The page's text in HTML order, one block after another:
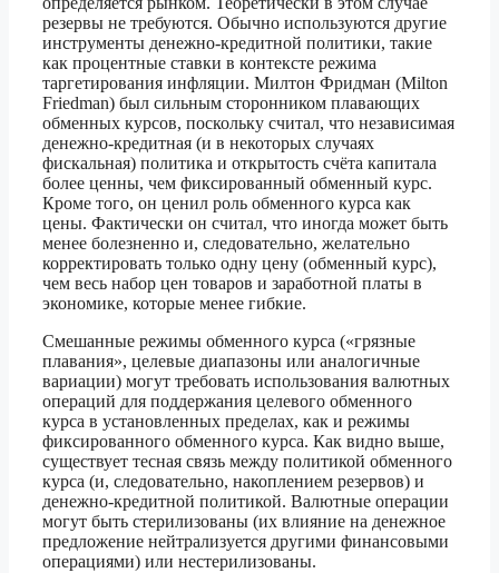
резервы не требуются. Обычно используются другие
инструменты денежно-кредитной политики, такие
как процентные ставки в контексте режима
таргетирования инфляции. Милтон Фридман (Milton
Friedman) был сильным сторонником плавающих
обменных курсов, поскольку считал, что независимая
денежно-кредитная (и в некоторых случаях
фискальная) политика и открытость счёта капитала
более ценны, чем фиксированный обменный курс.
Кроме того, он ценил роль обменного курса как
цены. Фактически он считал, что иногда может быть
менее болезненно и, следовательно, желательно
корректировать только одну цену (обменный курс),
чем весь набор цен товаров и заработной платы в
экономике, которые менее гибкие.
Смешанные режимы обменного курса («грязные
плавания», целевые диапазоны или аналогичные
вариации) могут требовать использования валютных
операций для поддержания целевого обменного
курса в установленных пределах, как и режимы
фиксированного обменного курса. Как видно выше,
существует тесная связь между политикой обменного
курса (и, следовательно, накоплением резервов) и
денежно-кредитной политикой. Валютные операции
могут быть стерилизованы (их влияние на денежное
предложение нейтрализуется другими финансовыми
операциями) или нестерилизованы.